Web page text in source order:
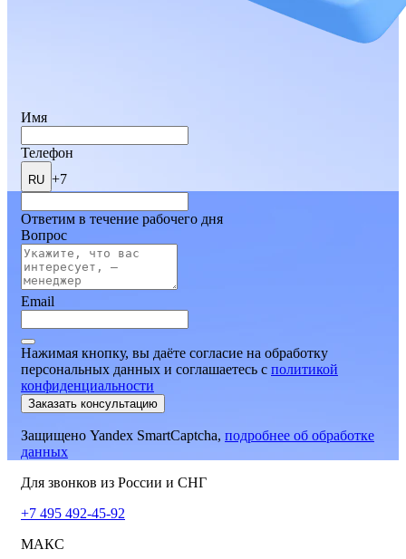
Имя
Телефон
RU +7
Ответим в течение рабочего дня
Вопрос
Email
Нажимая кнопку, вы даёте согласие на обработку
персональных данных и соглашаетесь c политикой
конфиденциальности
Заказать консультацию
Защищено Yandex SmartCaptcha, подробнее об обработке
данных
Для звонков из России и СНГ
+7 495 492-45-92
МАКС